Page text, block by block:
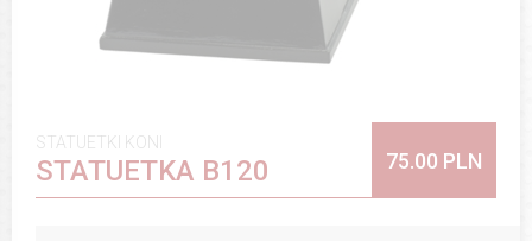
STATUETKI KONI
STATUETKA B120 75.00 PLN